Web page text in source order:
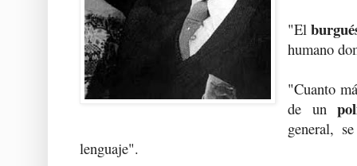
"El
humano
"Cuanto
de un
general,
lenguaje".